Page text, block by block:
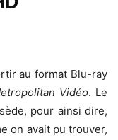
au format Blu-ray
Vidéo. Le
pour ainsi dire,
on avait pu trouver,